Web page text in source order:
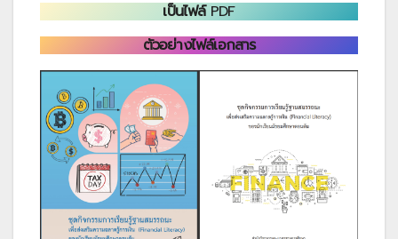
เป็นไฟล์PDF
ตัวอย่างไฟล์เอกสาร